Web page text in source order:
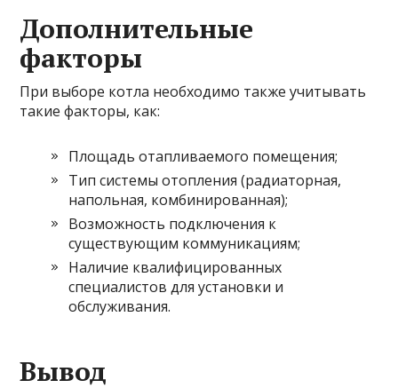
Дополнительные
факторы
При выборе котла необходимо также учитывать
такие факторы, как:
Площадь отапливаемого помещения;
Тип системы отопления (радиаторная,
напольная, комбинированная);
Возможность подключения к
существующим коммуникациям;
Наличие квалифицированных
специалистов для установки и
обслуживания.
Вывод